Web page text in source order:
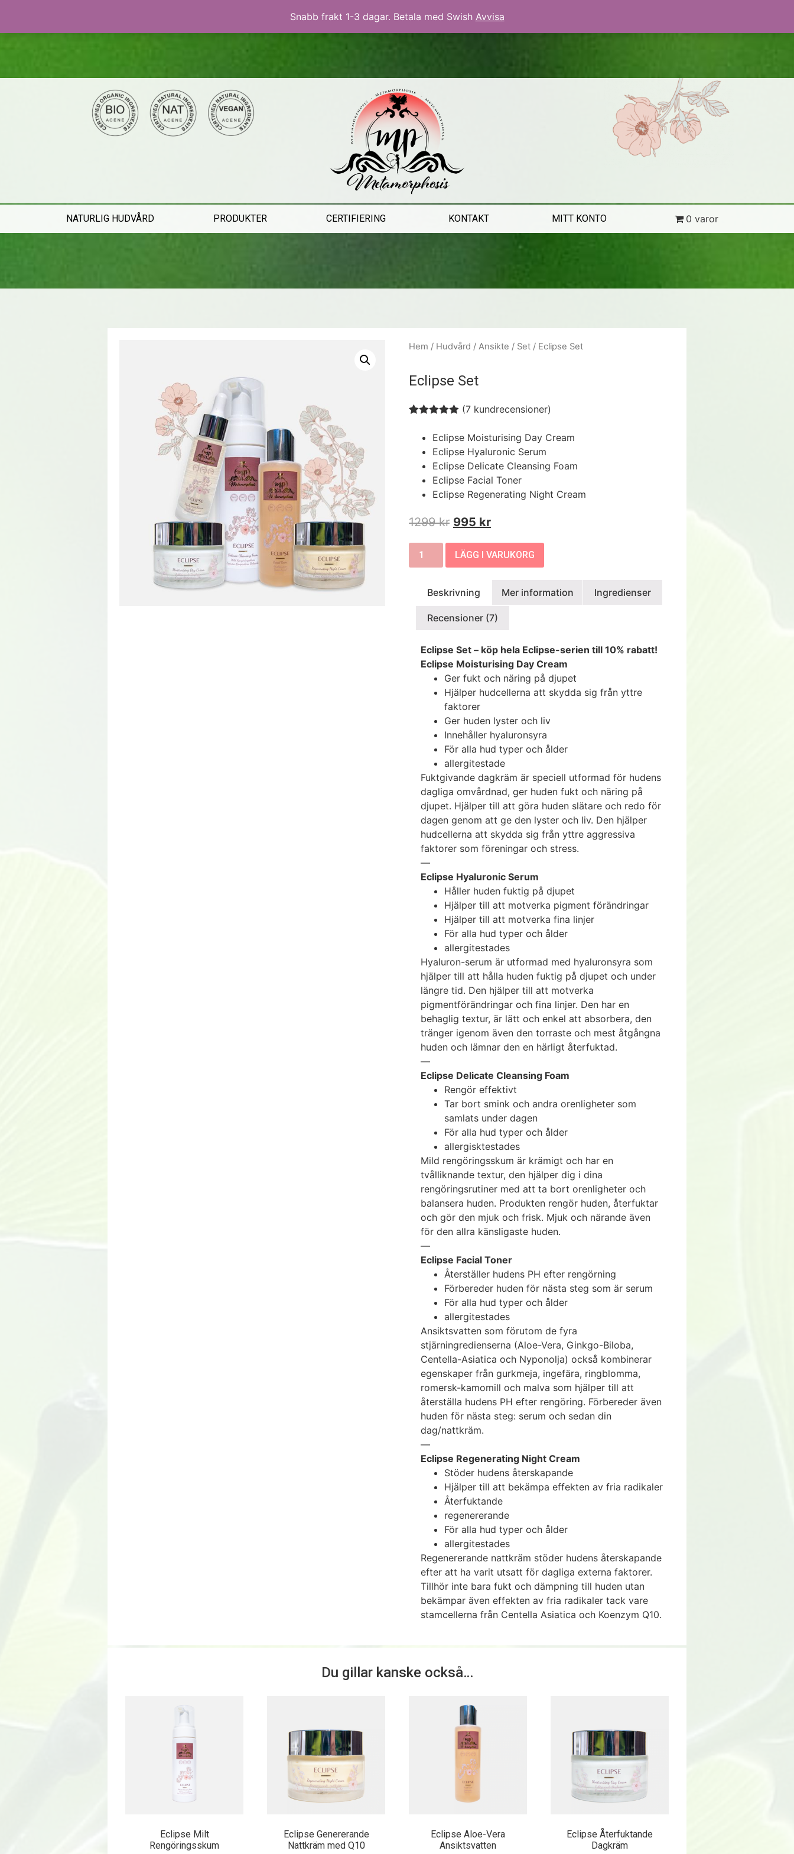
EKOLOGISKT • NATURLIGT • VEGANSKT
NATURLIG HUDVÅRD PRODUKTER CERTIFIERING KONTAKT MITT KONTO 0 varor
Hem / Hudvård / Ansikte / Set / Eclipse Set
Eclipse Set
av 5
baserat på
kundrecensioner
(7 kundrecensioner)
Eclipse Moisturising Day Cream
Eclipse Hyaluronic Serum
Eclipse Delicate Cleansing Foam
Eclipse Facial Toner
Eclipse Regenerating Night Cream
1299kr 995 kr
LÄGG I VARUKORG
Beskrivning Mer information Ingredienser
Recensioner (7)
Eclipse Set – köp hela Eclipse-serien till 10% rabatt!
Eclipse Moisturising Day Cream
Ger fukt och näring på djupet
Hjälper hudcellerna att skydda sig från yttre
faktorer
Ger huden lyster och liv
Innehåller hyaluronsyra
För alla hud typer och ålder
allergitestade
Fuktgivande dagkräm är speciell utformad för hudens
dagliga omvårdnad, ger huden fukt och näring på
djupet. Hjälper till att göra huden slätare och redo för
dagen genom att ge den lyster och liv. Den hjälper
hudcellerna att skydda sig från yttre aggressiva
faktorer som föreningar och stress.
—
Eclipse Hyaluronic Serum
Håller huden fuktig på djupet
Hjälper till att motverka pigment förändringar
Hjälper till att motverka fina linjer
För alla hud typer och ålder
allergitestades
Hyaluron-serum är utformad med hyaluronsyra som
hjälper till att hålla huden fuktig på djupet och under
längre tid. Den hjälper till att motverka
pigmentförändringar och fina linjer. Den har en
behaglig textur, är lätt och enkel att absorbera, den
tränger igenom även den torraste och mest åtgångna
huden och lämnar den en härligt återfuktad.
—
Eclipse Delicate Cleansing Foam
Rengör effektivt
Tar bort smink och andra orenligheter som
samlats under dagen
För alla hud typer och ålder
allergisktestades
Mild rengöringsskum är krämigt och har en
tvålliknande textur, den hjälper dig i dina
rengöringsrutiner med att ta bort orenligheter och
balansera huden. Produkten rengör huden, återfuktar
och gör den mjuk och frisk. Mjuk och närande även
för den allra känsligaste huden.
—
Eclipse Facial Toner
Återställer hudens PH efter rengörning
Förbereder huden för nästa steg som är serum
För alla hud typer och ålder
allergitestades
Ansiktsvatten som förutom de fyra
stjärningredienserna (Aloe-Vera, Ginkgo-Biloba,
Centella-Asiatica och Nyponolja) också kombinerar
egenskaper från gurkmeja, ingefära, ringblomma,
romersk-kamomill och malva som hjälper till att
återställa hudens PH efter rengöring. Förbereder även
huden för nästa steg: serum och sedan din
dag/nattkräm.
—
Eclipse Regenerating Night Cream
Stöder hudens återskapande
Hjälper till att bekämpa effekten av fria radikaler
Återfuktande
regenererande
För alla hud typer och ålder
allergitestades
Regenererande nattkräm stöder hudens återskapande
efter att ha varit utsatt för dagliga externa faktorer.
Tillhör inte bara fukt och dämpning till huden utan
bekämpar även effekten av fria radikaler tack vare
stamcellerna från Centella Asiatica och Koenzym Q10.
Du gillar kanske också…
Eclipse Milt
Rengöringsskum
Eclipse Genererande
Nattkräm med Q10
Eclipse Aloe-Vera
Ansiktsvatten
Eclipse Återfuktande
Dagkräm
Snabb frakt 1-3 dagar. Betala med Swish Avvisa